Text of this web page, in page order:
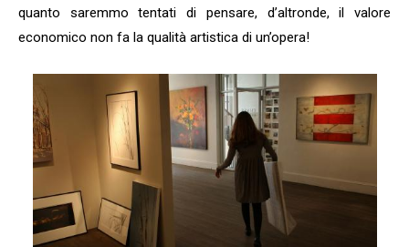
quanto saremmo tentati di pensare, d’altronde, il valore
economico non fa la qualità artistica di un’opera!